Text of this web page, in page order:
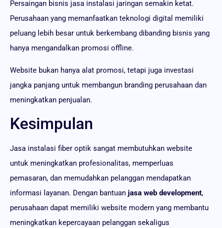
Persaingan bisnis jasa instalasi jaringan semakin ketat.
Perusahaan yang memanfaatkan teknologi digital memiliki
peluang lebih besar untuk berkembang dibanding bisnis yang
hanya mengandalkan promosi offline.
Website bukan hanya alat promosi, tetapi juga investasi
jangka panjang untuk membangun branding perusahaan dan
meningkatkan penjualan.
Kesimpulan
Jasa instalasi fiber optik sangat membutuhkan website
untuk meningkatkan profesionalitas, memperluas
pemasaran, dan memudahkan pelanggan mendapatkan
informasi layanan. Dengan bantuan jasa web development,
perusahaan dapat memiliki website modern yang membantu
meningkatkan kepercayaan pelanggan sekaligus